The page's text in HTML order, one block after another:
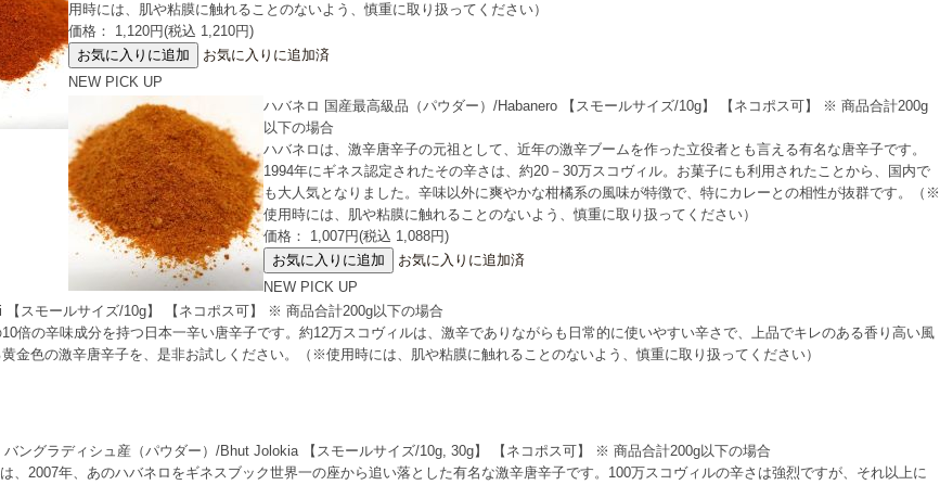
用時には、肌や粘膜に触れることのないよう、慎重に取り扱ってください）
価格： 1,120円(税込 1,210円)
お気に入りに追加済
NEW PICK UP
ハバネロ 国産最高級品（パウダー）/Habanero 【スモールサイズ/10g】 【ネコポス可】 ※ 商品合計200g
以下の場合
ハバネロは、激辛唐辛子の元祖として、近年の激辛ブームを作った立役者とも言える有名な唐辛子です。
1994年にギネス認定されたその辛さは、約20－30万スコヴィル。お菓子にも利用されたことから、国内で
も大人気となりました。辛味以外に爽やかな柑橘系の風味が特徴で、特にカレーとの相性が抜群です。（※
使用時には、肌や粘膜に触れることのないよう、慎重に取り扱ってください）
価格： 1,007円(税込 1,088円)
お気に入りに追加済
NEW PICK UP
スモールサイズ/10g】 【ネコポス可】 ※ 商品合計200g以下の場合
倍の辛味成分を持つ日本一辛い唐辛子です。約12万スコヴィルは、激辛でありながらも日常的に使いやすい辛さで、上品でキレのある香り高い風
金色の激辛唐辛子を、是非お試しください。（※使用時には、肌や粘膜に触れることのないよう、慎重に取り扱ってください）
バングラディシュ産（パウダー）/Bhut Jolokia 【スモールサイズ/10g, 30g】 【ネコポス可】 ※ 商品合計200g以下の場合
、2007年、あのハバネロをギネスブック世界一の座から追い落とした有名な激辛唐辛子です。100万スコヴィルの辛さは強烈ですが、それ以上に